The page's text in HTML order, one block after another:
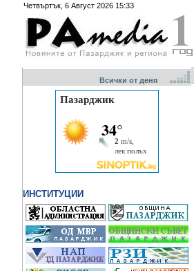
Четвъртък, 6 Август 2026 15:33
Всички от деня
ИНСТИТУЦИИ